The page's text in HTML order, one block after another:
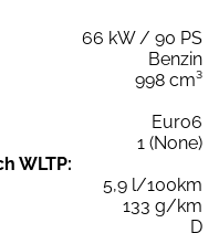
66 kW / 90 PS
Benzin
998 cm³
Euro6
1 (None)
WLTP:
5,9 l/100km
133 g/km
D